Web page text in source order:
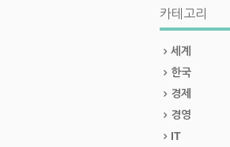
카테고리
세계
한국
경제
경영
IT